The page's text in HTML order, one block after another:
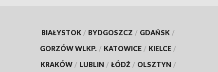
BIAŁYSTOK / BYDGOSZCZ / GDAŃSK /
GORZÓW WLKP. / KATOWICE / KIELCE /
KRAKÓW / LUBLIN / ŁÓDŹ / OLSZTYN /